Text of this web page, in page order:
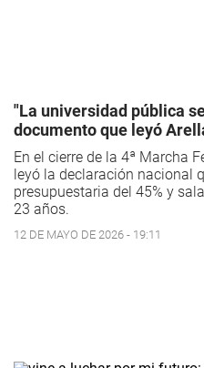
"La universidad pública
documento que leyó
En el cierre de la 4ª Marcha
leyó la declaración nacional
presupuestaria del 45% y
23 años.
12 DE MAYO DE 2026 - 19:11